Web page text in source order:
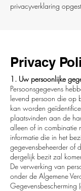
privacyverklaring
Privacy
1. Uw persoonlijke
Persoonsgegevens
levend persoon die op
kan worden
plaatsvinden aan de
alleen of in combinatie
informatie die in het
gegevensbeheerder of
dergelijk bezit zal
De verwerking van
onder de Algemene
Gegevensbescherming